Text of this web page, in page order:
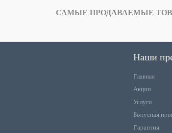
САМЫЕ ПРОДАВАЕМЫЕ
Наши
Главная
Акции
Услуги
Бонусная
Гарантия